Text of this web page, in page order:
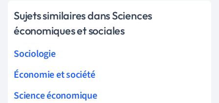
Sujets similaires dans Sciences
économiques et sociales
Sociologie
Économie et société
Science économique